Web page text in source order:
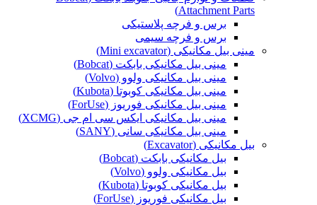
Attachment Parts)
برس و فرچه پلاستیکی
برس و فرچه سیمی
مینی بیل مکانیکی (Mini excavator)
مینی بیل مکانیکی بابکت (Bobcat)
مینی بیل مکانیکی ولوو (Volvo)
مینی بیل مکانیکی کوبوتا (Kubota)
مینی بیل مکانیکی فوریوز (ForUse)
مینی بیل مکانیکی ایکس سی ام جی (XCMG)
مینی بیل مکانیکی سانی (SANY)
بیل مکانیکی (Excavator)
بیل مکانیکی بابکت (Bobcat)
بیل مکانیکی ولوو (Volvo)
بیل مکانیکی کوبوتا (Kubota)
بیل مکانیکی فوریوز (ForUse)